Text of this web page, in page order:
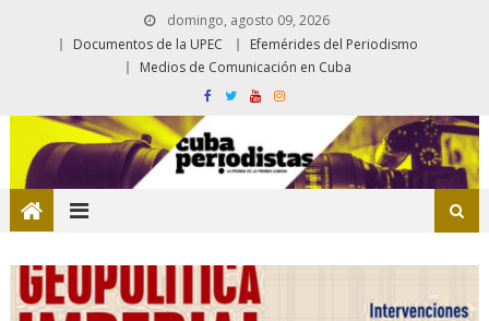
domingo, agosto 09, 2026
Documentos de la UPEC
Efemérides del Periodismo
Medios de Comunicación en Cuba